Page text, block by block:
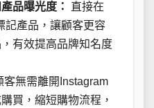
品曝光度：
直接在
記產品，讓顧客更容
有效提高品牌知名度
客無需離開Instagram
買，縮短購物流程，